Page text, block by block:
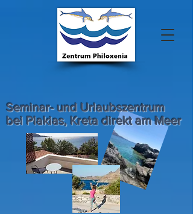
Seminar- und Urlaubszentrum
bei Plakias, Kreta direkt am Meer